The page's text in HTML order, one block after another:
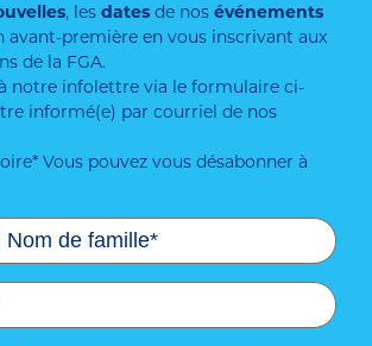
, les dates de nos événements
avant-première en vous inscrivant aux
de la FGA.
notre infolettre via le formulaire ci-
informé(e) par courriel de nos
Vous pouvez vous désabonner à